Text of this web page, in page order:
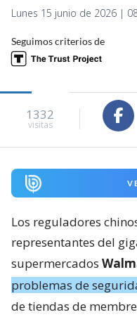
Lunes 15 junio de 2026 |
Seguimos criterios de
1332
visitas
Los reguladores
representantes del
supermercados
problemas de
de tiendas de